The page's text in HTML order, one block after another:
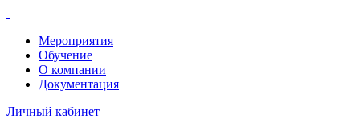
Мероприятия
Обучение
О компании
Документация
Личный кабинет